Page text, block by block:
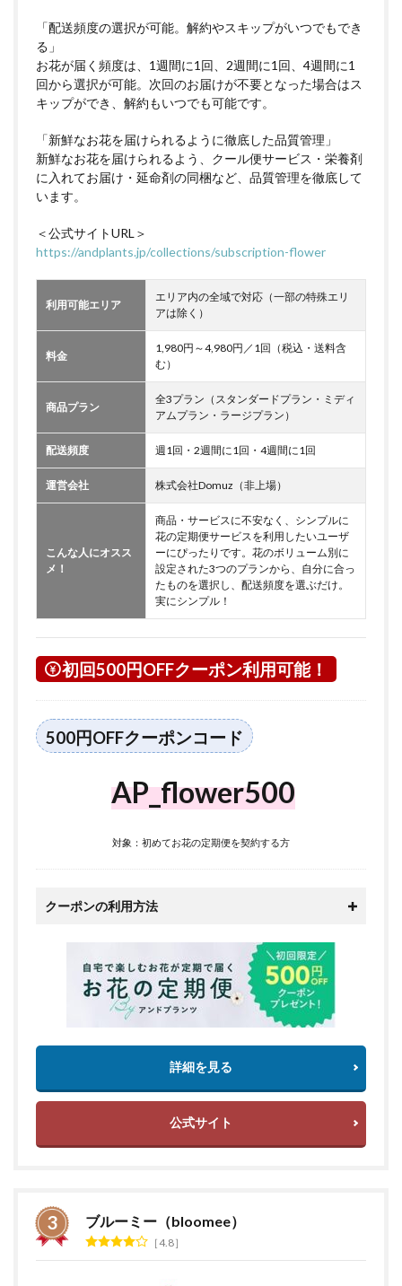
「配送頻度の選択が可能。解約やスキップがいつでもでき
る」
お花が届く頻度は、1週間に1回、2週間に1回、4週間に1
回から選択が可能。次回のお届けが不要となった場合はス
キップができ、解約もいつでも可能です。
「新鮮なお花を届けられるように徹底した品質管理」
新鮮なお花を届けられるよう、クール便サービス・栄養剤
に入れてお届け・延命剤の同梱など、品質管理を徹底して
います。
＜公式サイトURL＞
https://andplants.jp/collections/subscription-flower
利用可能エリア
エリア内の全域で対応（一部の特殊エリ
アは除く）
料金
1,980円～4,980円／1回（税込・送料含
む）
商品プラン
全3プラン（スタンダードプラン・ミディ
アムプラン・ラージプラン）
配送頻度 週1回・2週間に1回・4週間に1回
運営会社 株式会社Domuz（非上場）
こんな人にオスス
メ！
商品・サービスに不安なく、シンプルに
花の定期便サービスを利用したいユーザ
ーにぴったりです。花のボリューム別に
設定された3つのプランから、自分に合っ
たものを選択し、配送頻度を選ぶだけ。
実にシンプル！
初回500円OFFクーポン利用可能！
500円OFFクーポンコード
AP_flower500
対象：初めてお花の定期便を契約する方
クーポンの利用方法
詳細を見る
公式サイト
ブルーミー（bloomee）
4.8